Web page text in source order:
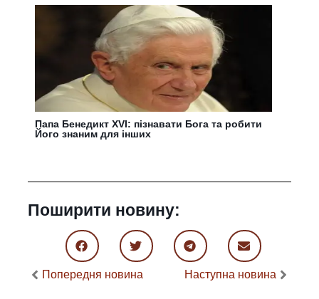
Папа Бенедикт XVI: пізнавати Бога та робити
Його знаним для інших
Поширити новину:
Попередня новина Наступна новина